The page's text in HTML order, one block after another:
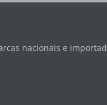
nacionais e